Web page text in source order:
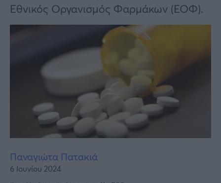
Γυναίκα
Εθνικός Οργανισμός Φαρμάκων (ΕΟΦ).
Παναγιώτα Πατακιά
6 Ιουνίου 2024